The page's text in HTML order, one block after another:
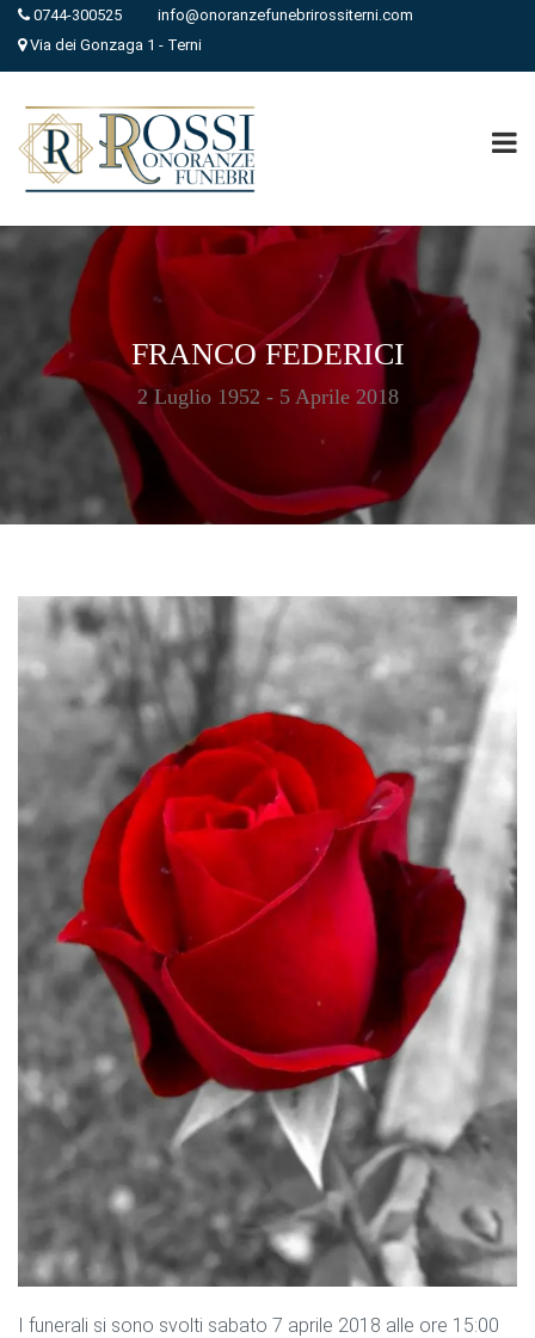
0744-300525
info@onoranzefunebrirossiterni.com
Via dei Gonzaga 1 - Terni
FRANCO FEDERICI
2 Luglio 1952 - 5 Aprile 2018
I funerali si sono svolti sabato 7 aprile 2018 alle ore 15:00